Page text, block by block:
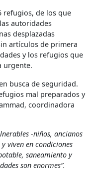
refugios, de los que
autoridades
desplazadas
artículos de primera
y los refugios que
urgente.
busca de seguridad.
mal preparados y
coordinadora
-niños, ancianos
viven en condiciones
saneamiento y
son enormes”.